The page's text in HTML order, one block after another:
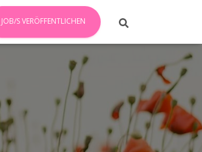
JOB/S VERÖFFENTLICHEN